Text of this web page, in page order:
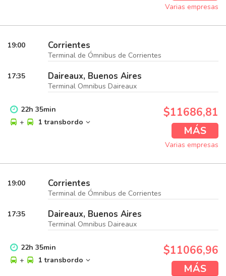
Varias empresas
19:00 Corrientes
Terminal de Ómnibus de Corrientes
17:35 Daireaux, Buenos Aires
Terminal Omnibus Daireaux
22h 35min
+
1 transbordo
$11686,81
MÁS
Varias empresas
19:00 Corrientes
Terminal de Ómnibus de Corrientes
17:35 Daireaux, Buenos Aires
Terminal Omnibus Daireaux
22h 35min
+
1 transbordo
$11066,96
MÁS